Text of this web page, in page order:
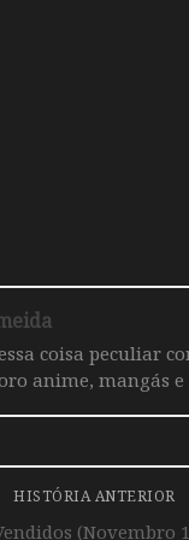
coisa peculiar
anime, mangás
HISTÓRIA ANTERIOR
(Novembro